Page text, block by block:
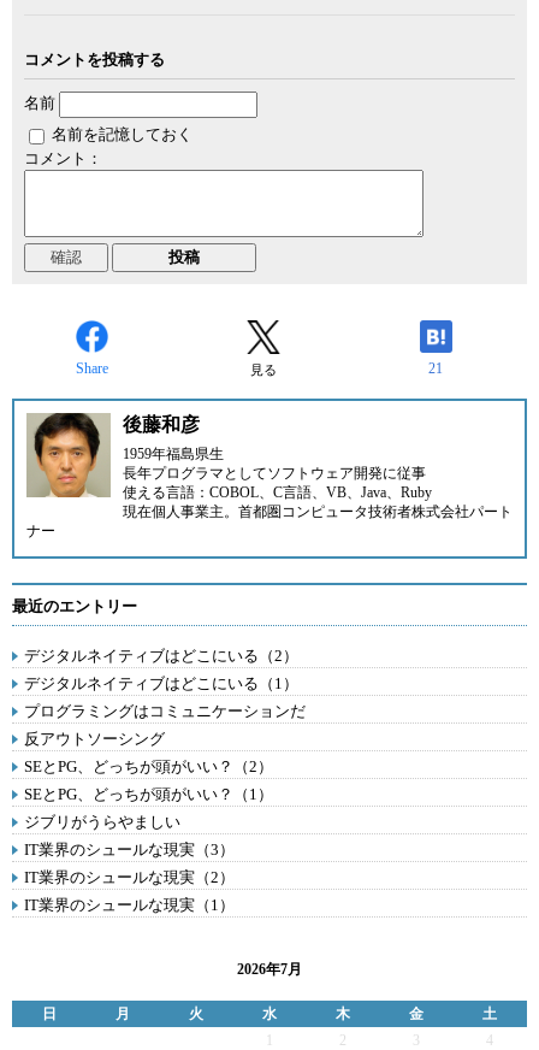
コメントを投稿する
名前
名前を記憶しておく
コメント：
Share 見る 21
後藤和彦
1959年福島県生
長年プログラマとしてソフトウェア開発に従事
使える言語：COBOL、C言語、VB、Java、Ruby
現在個人事業主。首都圏コンピュータ技術者株式会社パート
ナー
最近のエントリー
デジタルネイティブはどこにいる（2）
デジタルネイティブはどこにいる（1）
プログラミングはコミュニケーションだ
反アウトソーシング
SEとPG、どっちが頭がいい？（2）
SEとPG、どっちが頭がいい？（1）
ジブリがうらやましい
IT業界のシュールな現実（3）
IT業界のシュールな現実（2）
IT業界のシュールな現実（1）
2026年7月
日 月 火 水 木 金
土
2 3
4